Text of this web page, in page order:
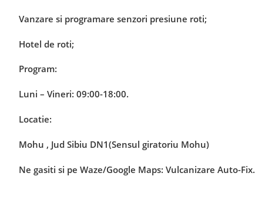
Vanzare si programare senzori presiune roti;
Hotel de roti;
Program:
Luni – Vineri: 09:00-18:00.
Locatie:
Mohu , Jud Sibiu DN1(Sensul giratoriu Mohu)
Ne gasiti si pe Waze/Google Maps: Vulcanizare Auto-Fix.